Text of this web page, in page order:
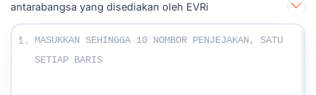
antarabangsa yang disediakan oleh EVRi
Masukkan nombor Penjejakan Anda :
1.